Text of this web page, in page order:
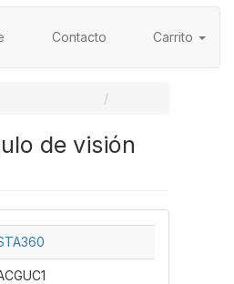
Contacto Carrito
de visión